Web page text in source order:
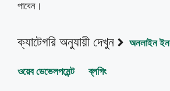
পাবেন।
ক্যাটেগরি অনুযায়ী দেখুন অনলাইন
ওয়েব ডেভেলপমেন্ট ব্লগিং